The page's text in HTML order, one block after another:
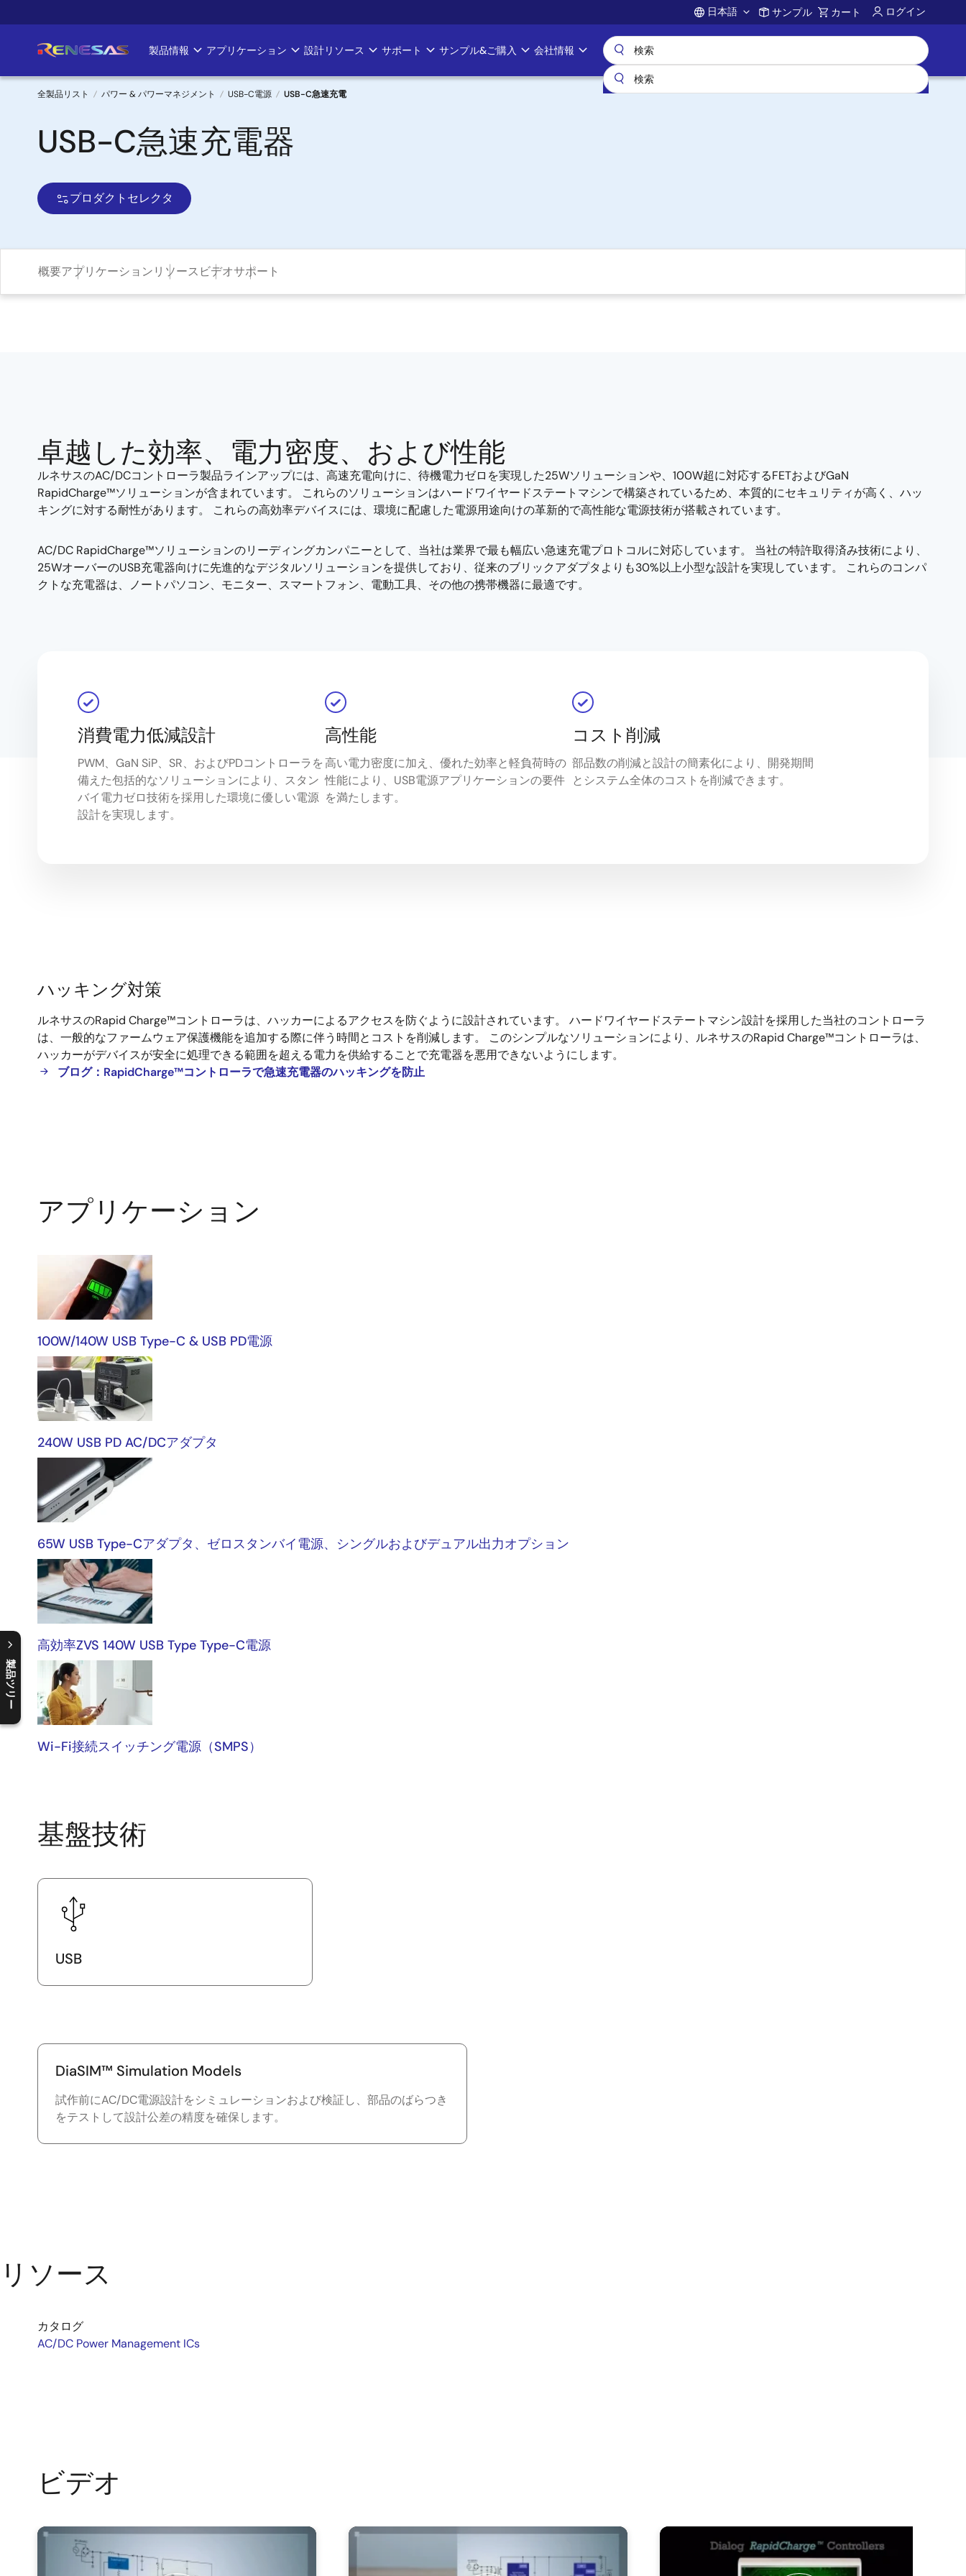
イ
ン
Account
日本語 サンプル カート ログイン
Main
navigation
製品情報 アプリケーション 設計リソース サポート サンプル&ご購入 会社情報
パ
ン
く
ず
全製品リスト パワー & パワーマネジメント USB-C電源 USB-C急速充電
USB-C急速充電器
プロダクトセレクタ
概要アプリケーションリソース ビデオサポート
製品ツリー
C
l
o
s
e
p
r
o
d
u
c
t
t
r
e
e
m
e
n
O
p
e
n
p
r
o
d
u
c
t
t
r
e
e
m
e
n
卓越した効率、電力密度、および性能
ルネサスのAC/DCコントローラ製品ラインアップには、高速充電向けに、待機電力ゼロを実現した25Wソリューションや、100W超に対応するFETおよびGaN
RapidCharge™ソリューションが含まれています。 これらのソリューションはハードワイヤードステートマシンで構築されているため、本質的にセキュリティが高く、ハッ
キングに対する耐性があります。 これらの高効率デバイスには、環境に配慮した電源用途向けの革新的で高性能な電源技術が搭載されています。
AC/DC RapidCharge™ソリューションのリーディングカンパニーとして、当社は業界で最も幅広い急速充電プロトコルに対応しています。 当社の特許取得済み技術により、
25WオーバーのUSB充電器向けに先進的なデジタルソリューションを提供しており、従来のブリックアダプタよりも30%以上小型な設計を実現しています。 これらのコンパ
クトな充電器は、ノートパソコン、モニター、スマートフォン、電動工具、その他の携帯機器に最適です。
消費電力低減設計
PWM、GaN SiP、SR、およびPDコントローラを
備えた包括的なソリューションにより、スタン
バイ電力ゼロ技術を採用した環境に優しい電源
設計を実現します。
高性能
高い電力密度に加え、優れた効率と軽負荷時の
性能により、USB電源アプリケーションの要件
を満たします。
コスト削減
部品数の削減と設計の簡素化により、開発期間
とシステム全体のコストを削減できます。
ッ
キ
ン
ハッキング対策
ルネサスのRapid Charge™コントローラは、ハッカーによるアクセスを防ぐように設計されています。 ハードワイヤードステートマシン設計を採用した当社のコントローラ
は、一般的なファームウェア保護機能を追加する際に伴う時間とコストを削減します。 このシンプルなソリューションにより、ルネサスのRapid Charge™コントローラは、
ハッカーがデバイスが安全に処理できる範囲を超える電力を供給することで充電器を悪用できないようにします。
ブログ：RapidCharge™コントローラで急速充電器のハッキングを防止
アプリケーション
プ
リ
ケ
ー
シ
ョ
ン
100W/140W USB Type-C & USB PD電源
240W USB PD AC/DCアダプタ
65W USB Type-Cアダプタ、ゼロスタンバイ電源、シングルおよびデュアル出力オプション
高効率ZVS 140W USB Type Type-C電源
Wi-Fi接続スイッチング電源（SMPS）
基盤技術
USB
DiaSIM™ Simulation Models
試作前にAC/DC電源設計をシミュレーションおよび検証し、部品のばらつき
をテストして設計公差の精度を確保します。
リソース
カタログ
AC/DC Power Management ICs
ビデオ